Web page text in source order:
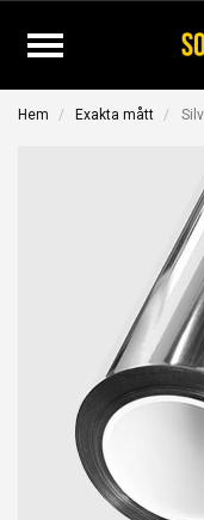
Hem Exakta mått